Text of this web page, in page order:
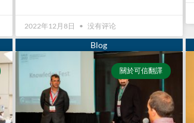
2022年12月8日 没有评论
關於可信翻譯